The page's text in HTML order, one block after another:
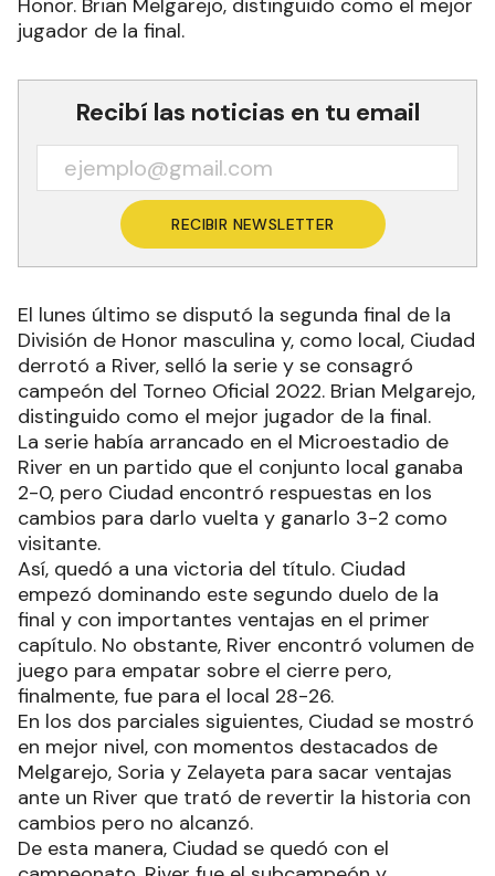
Honor. Brian Melgarejo, distinguido como el mejor
jugador de la final.
Recibí las noticias en tu email
RECIBIR NEWSLETTER
El lunes último se disputó la segunda final de la
División de Honor masculina y, como local, Ciudad
derrotó a River, selló la serie y se consagró
campeón del Torneo Oficial 2022. Brian Melgarejo,
distinguido como el mejor jugador de la final.
La serie había arrancado en el Microestadio de
River en un partido que el conjunto local ganaba
2-0, pero Ciudad encontró respuestas en los
cambios para darlo vuelta y ganarlo 3-2 como
visitante.
Así, quedó a una victoria del título. Ciudad
empezó dominando este segundo duelo de la
final y con importantes ventajas en el primer
capítulo. No obstante, River encontró volumen de
juego para empatar sobre el cierre pero,
finalmente, fue para el local 28-26.
En los dos parciales siguientes, Ciudad se mostró
en mejor nivel, con momentos destacados de
Melgarejo, Soria y Zelayeta para sacar ventajas
ante un River que trató de revertir la historia con
cambios pero no alcanzó.
De esta manera, Ciudad se quedó con el